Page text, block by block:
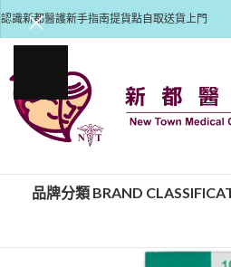
認識新都醫護新手指南提貨點自取送貨上門
品牌分類 BRAND